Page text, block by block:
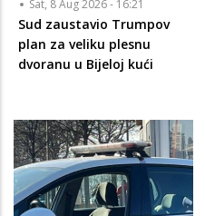
Sat, 8 Aug 2026 - 16:21
Sud zaustavio Trumpov
plan za veliku plesnu
dvoranu u Bijeloj kući